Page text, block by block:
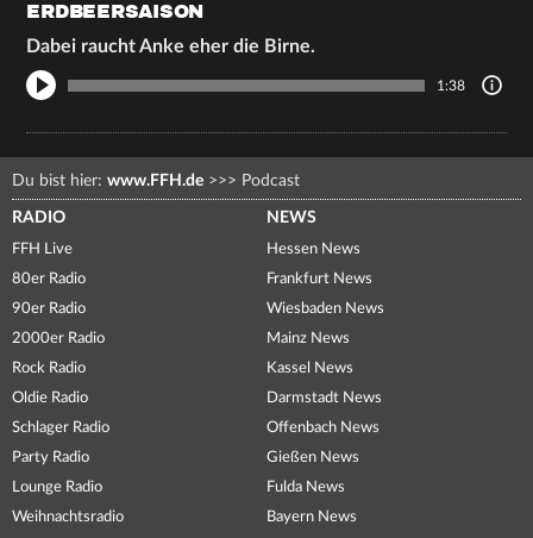
ERDBEERSAISON
Dabei raucht Anke eher die Birne.
1:38
Du bist hier: www.FFH.de >>> Podcast
RADIO
FFH Live
80er Radio
90er Radio
2000er Radio
Rock Radio
Oldie Radio
Schlager Radio
Party Radio
Lounge Radio
Weihnachtsradio
NEWS
Hessen News
Frankfurt News
Wiesbaden News
Mainz News
Kassel News
Darmstadt News
Offenbach News
Gießen News
Fulda News
Bayern News